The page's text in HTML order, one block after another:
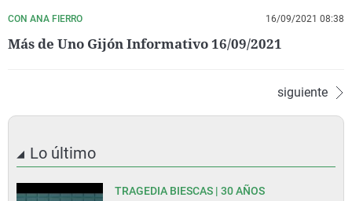
CON ANA FIERRO 16/09/2021 08:38
Más de Uno Gijón Informativo 16/09/2021
siguiente
Lo último
TRAGEDIA BIESCAS | 30 AÑOS